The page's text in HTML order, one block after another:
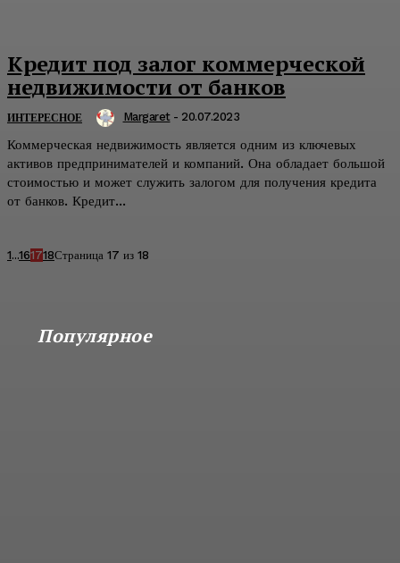
Кредит под залог коммерческой
недвижимости от банков
ИНТЕРЕСНОЕ Margaret - 20.07.2023
Коммерческая недвижимость является одним из ключевых
активов предпринимателей и компаний. Она обладает большой
стоимостью и может служить залогом для получения кредита
от банков. Кредит...
1...161718Страница 17 из 18
Популярное